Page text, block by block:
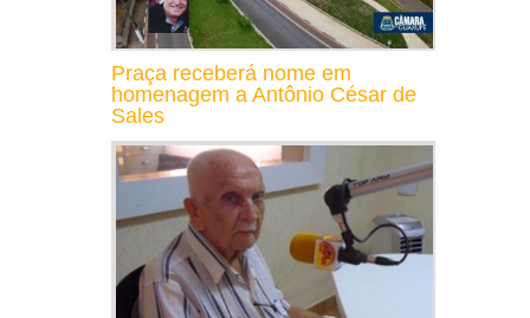
Praça receberá nome em
homenagem a Antônio César de
Sales